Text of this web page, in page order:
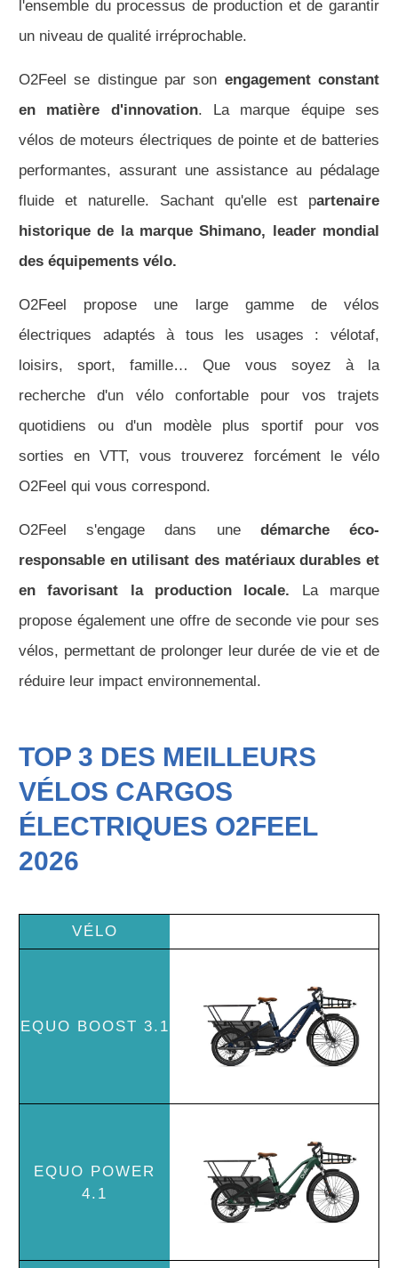
l'ensemble du processus de production et de garantir
un niveau de qualité irréprochable.
O2Feel se distingue par son engagement constant
en matière d'innovation. La marque équipe ses
vélos de moteurs électriques de pointe et de batteries
performantes, assurant une assistance au pédalage
fluide et naturelle. Sachant qu'elle est partenaire
historique de la marque Shimano, leader mondial
des équipements vélo.
O2Feel propose une large gamme de vélos
électriques adaptés à tous les usages : vélotaf,
loisirs, sport, famille… Que vous soyez à la
recherche d'un vélo confortable pour vos trajets
quotidiens ou d'un modèle plus sportif pour vos
sorties en VTT, vous trouverez forcément le vélo
O2Feel qui vous correspond.
O2Feel s'engage dans une démarche éco-
responsable en utilisant des matériaux durables et
en favorisant la production locale. La marque
propose également une offre de seconde vie pour ses
vélos, permettant de prolonger leur durée de vie et de
réduire leur impact environnemental.
TOP 3 DES MEILLEURS
VÉLOS CARGOS
ÉLECTRIQUES O2FEEL
2026